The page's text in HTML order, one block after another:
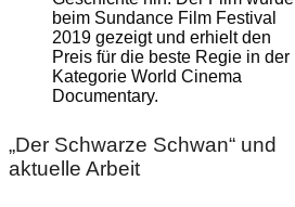
beim Sundance Film Festival
2019 gezeigt und erhielt den
Preis für die beste Regie in der
Kategorie World Cinema
Documentary.
„Der Schwarze Schwan“ und
aktuelle Arbeit